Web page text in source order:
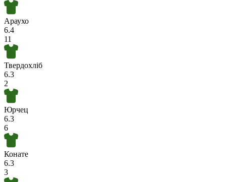
Араухо
6.4
11
Твердохліб
6.3
2
Юрчец
6.3
6
Конате
6.3
3